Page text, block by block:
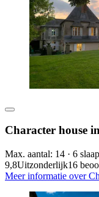
Character house
Max. aantal: 14 · 6
9,8Uitzonderlijk16
Meer informatie over